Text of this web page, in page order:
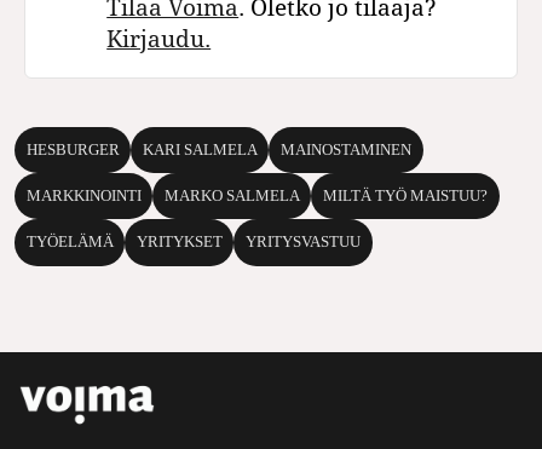
Tilaa Voima. Oletko jo tilaaja?
Kirjaudu.
HESBURGER KARI SALMELA MAINOSTAMINEN
MARKKINOINTI MARKO SALMELA MILTÄ TYÖ MAISTUU?
TYÖELÄMÄ YRITYKSET YRITYSVASTUU